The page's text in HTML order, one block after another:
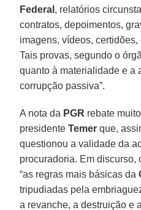
Federal , relatórios
contratos, depoimentos,
imagens, vídeos, certidões,
Tais provas, segundo o
quanto à materialidade e a
corrupção passiva”.
A nota da PGR rebate
presidenteTemer que,
questionou a validade da
procuradoria. Em
“as regras mais básicas da
tripudiadas pela
a revanche, a destruição e